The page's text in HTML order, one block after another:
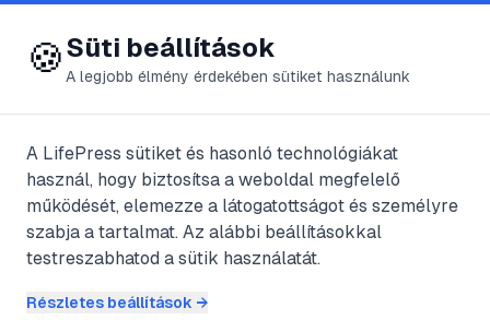
😍 LifePress
🏷️#tápanyag
16cikk található ezzel a címkével
🍪Süti beállítások
A legjobb élmény érdekében sütiket használunk
A LifePress sütiket és hasonló technológiákat
használ, hogy biztosítsa a weboldal megfelelő
működését, elemezze a látogatottságot és személyre
szabja a tartalmat. Az alábbi beállításokkal
testreszabhatod a sütik használatát.
Részletes beállítások →